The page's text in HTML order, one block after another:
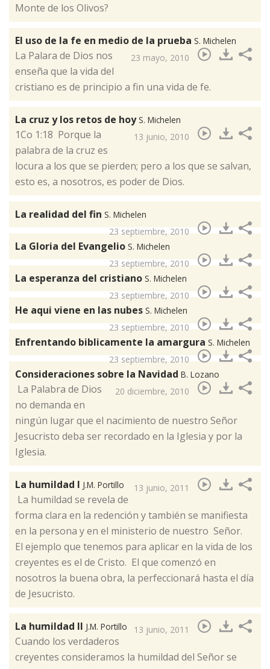
Monte de los Olivos?
El uso de la fe en medio de la prueba S. Michelen
23 mayo, 2010
​La Palara de Dios nos
enseña que la vida del
cristiano es de principio a fin una vida de fe.
La cruz y los retos de hoyS. Michelen
13 junio, 2010
​1Co 1:18 Porque la
palabra de la cruz es
locura a los que se pierden; pero a los que se salvan,
esto es, a nosotros, es poder de Dios.
La realidad del fin S. Michelen
23 septiembre, 2010
La Gloria del Evangelio S. Michelen
23 septiembre, 2010
La esperanza del cristiano S. Michelen
23 septiembre, 2010
He aqui viene en las nubes S. Michelen
23 septiembre, 2010
Enfrentando biblicamente la amargura S. Michelen
23 septiembre, 2010
Consideraciones sobre la Navidad B. Lozano
20 diciembre, 2010
​ La Palabra de Dios
no demanda en
ningún lugar que el nacimiento de nuestro Señor
Jesucristo deba ser recordado en la Iglesia y por la
Iglesia.
La humildad I J.M. Portillo 13 junio, 2011
La humildad se revela de
forma clara en la redención y también se manifiesta
en la persona y en el ministerio de nuestro Señor. ​
El ejemplo que tenemos para aplicar en la vida de los
creyentes es el de Cristo. El que comenzó en
nosotros la buena obra, la perfeccionará hasta el día
de Jesucristo.
La humildad II J.M. Portillo 13 junio, 2011
​Cuando los verdaderos
creyentes consideramos la humildad del Señor se